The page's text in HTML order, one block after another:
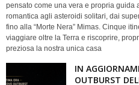
pensato come una vera e propria guida
romantica agli asteroidi solitari, dai
fino alla “Morte Nera” Mimas. Cinque
viaggiare oltre la Terra e riscoprire,
preziosa la nostra unica casa
IN
OUTBURST